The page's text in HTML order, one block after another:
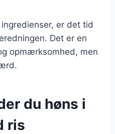
er det tid
Det er en
opmærksomhed, men
du høns i
ris